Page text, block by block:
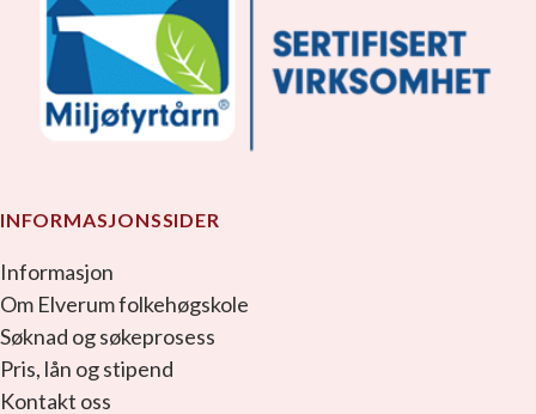
INFORMASJONSSIDER
Informasjon
Om Elverum folkehøgskole
Søknad og søkeprosess
Pris, lån og stipend
Kontakt oss